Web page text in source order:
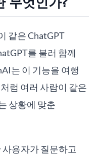
같은 ChatGPT
를 불러 함께
는 이 기능을 여행
럼 여러 사람이 같은
상황에 맞춘
용자가 질문하고